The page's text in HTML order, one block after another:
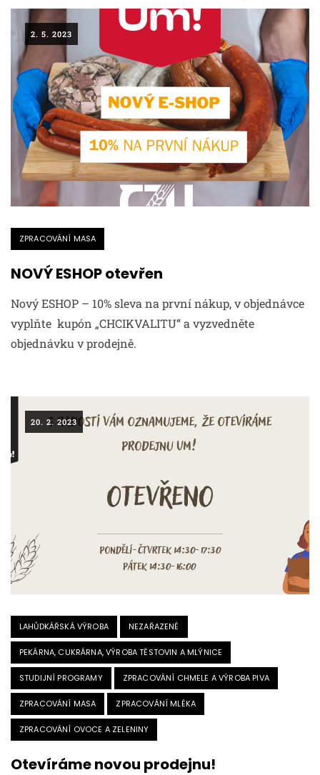
2. 5. 2023
ZPRACOVÁNÍ MASA
NOVÝ ESHOP otevřen
Nový ESHOP – 10% sleva na první nákup, v objednávce
vyplňte kupón „CHCIKVALITU“ a vyzvedněte
objednávku v prodejně.
20. 2. 2023
LAHŮDKÁŘSKÁ VÝROBA NEZAŘAZENÉ
PEKÁRNA, CUKRÁRNA, VÝROBA TĚSTOVIN A MLÝNICE
STUDIJNÍ PROGRAMY ZPRACOVÁNÍ CHMELE A VÝROBA PIVA
ZPRACOVÁNÍ MASA ZPRACOVÁNÍ MLÉKA
ZPRACOVÁNÍ OVOCE A ZELENINY
Otevíráme novou prodejnu!